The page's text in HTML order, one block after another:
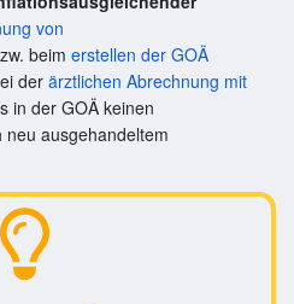
von
beim erstellen der GOÄ
der ärztlichen Abrechnung mit
in der GOÄ keinen
ausgehandeltem